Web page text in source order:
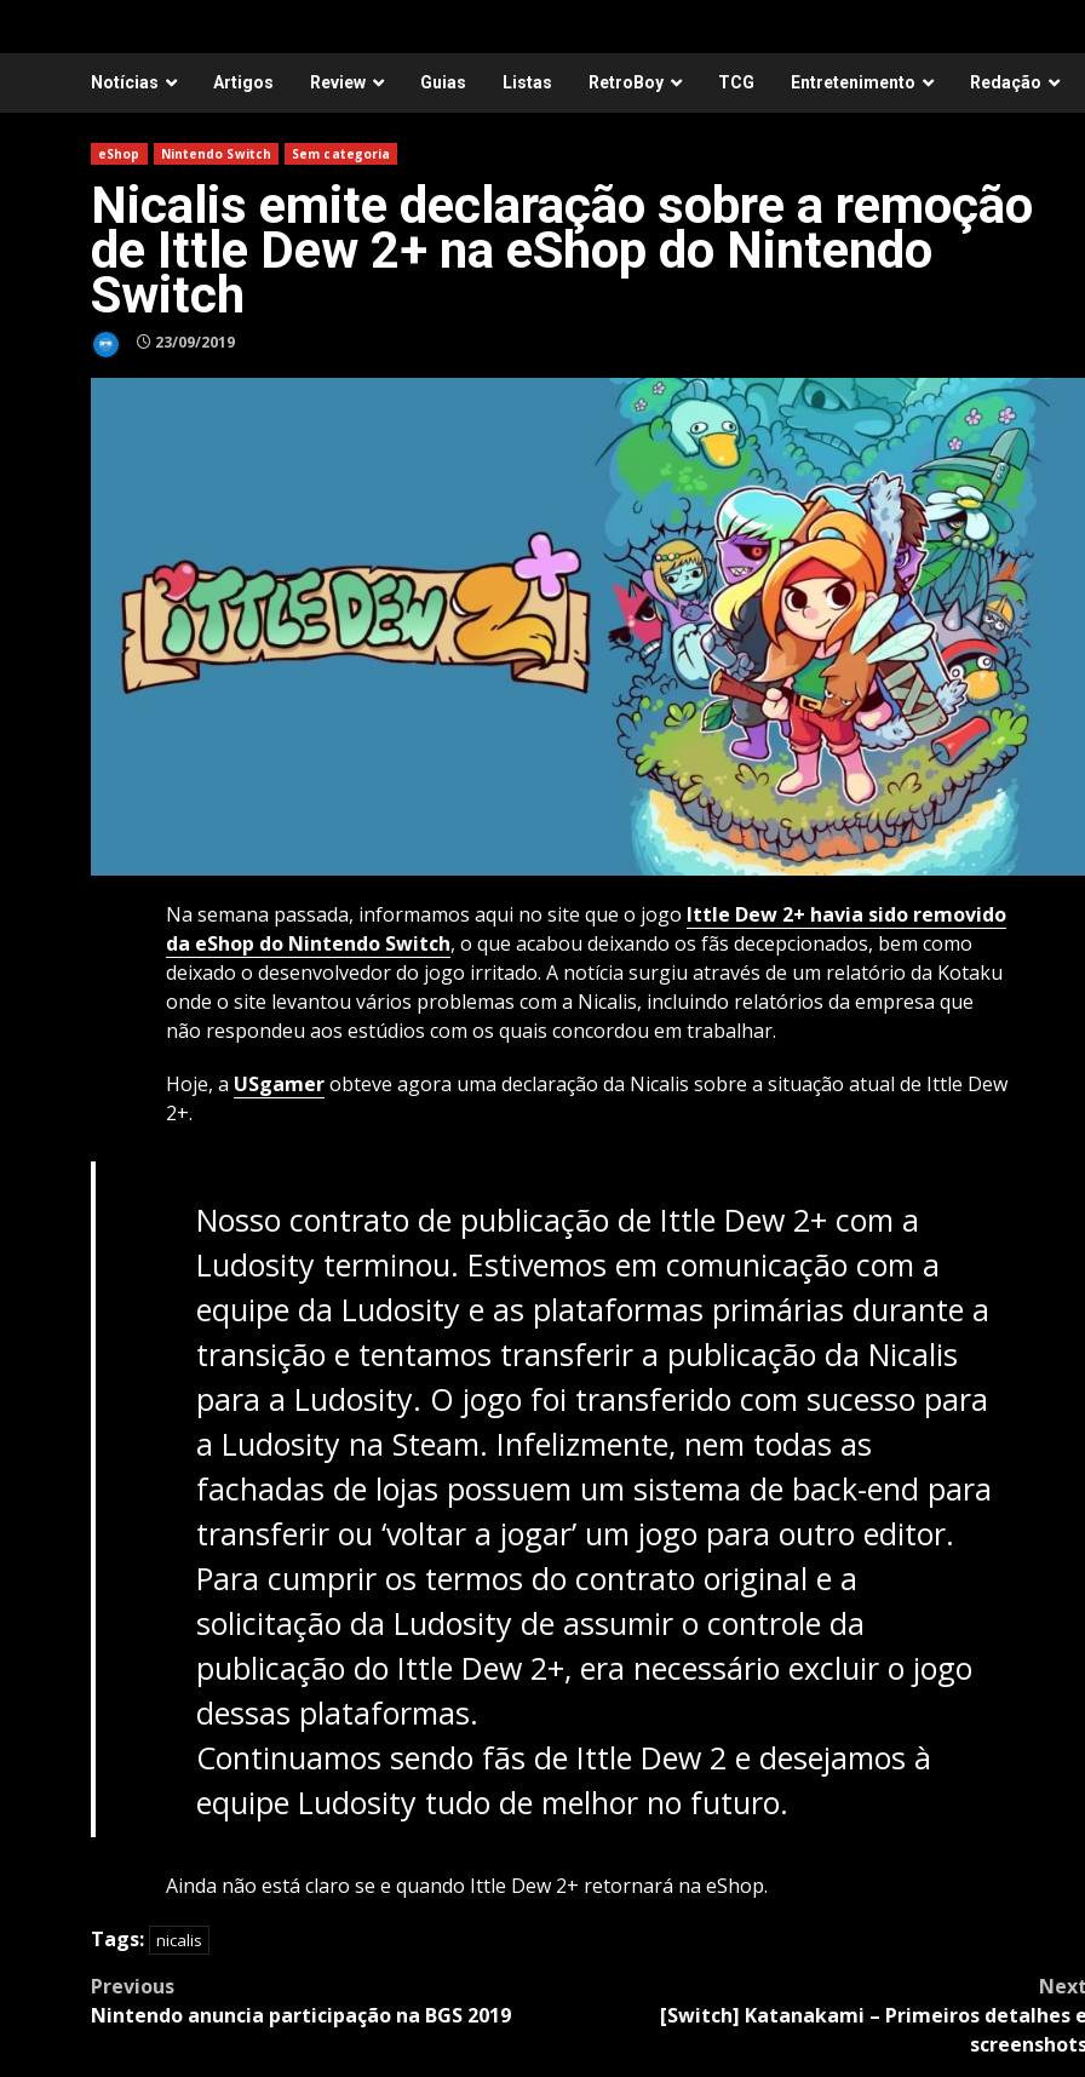
Notícias Artigos Review Guias Listas RetroBoy TCG Entretenimento Redação
eShop Nintendo Switch Sem categoria
Nicalis emite declaração sobre a remoção
de Ittle Dew 2+ na eShop do Nintendo
Switch
23/09/2019
Na semana passada, informamos aqui no site que o jogo Ittle Dew 2+ havia sido removido
da eShop do Nintendo Switch, o que acabou deixando os fãs decepcionados, bem como
deixado o desenvolvedor do jogo irritado. A notícia surgiu através de um relatório da Kotaku
onde o site levantou vários problemas com a Nicalis, incluindo relatórios da empresa que
não respondeu aos estúdios com os quais concordou em trabalhar.
Hoje, a USgamerobteve agora uma declaração da Nicalis sobre a situação atual de Ittle Dew
2+.
Nosso contrato de publicação de Ittle Dew 2+ com a
Ludosity terminou. Estivemos em comunicação com a
equipe da Ludosity e as plataformas primárias durante a
transição e tentamos transferir a publicação da Nicalis
para a Ludosity. O jogo foi transferido com sucesso para
a Ludosity na Steam. Infelizmente, nem todas as
fachadas de lojas possuem um sistema de back-end para
transferir ou ‘voltar a jogar’ um jogo para outro editor.
Para cumprir os termos do contrato original e a
solicitação da Ludosity de assumir o controle da
publicação do Ittle Dew 2+, era necessário excluir o jogo
dessas plataformas.
Continuamos sendo fãs de Ittle Dew 2 e desejamos à
equipe Ludosity tudo de melhor no futuro.
Ainda não está claro se e quando Ittle Dew 2+ retornará na eShop.
Tags: nicalis
Post
navigation
Previous
Nintendo anuncia participação na BGS 2019
Next
[Switch] Katanakami – Primeiros detalhes e